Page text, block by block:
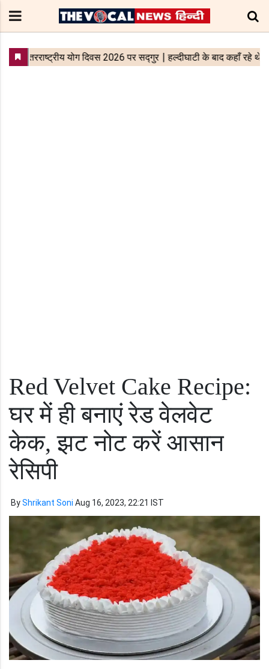
Red Velvet Cake Recipe:
घर में ही बनाएं रेड वेलवेट
केक,झटनोट करें आसान
रेसिपी
ByShrikant Soni Aug 16, 2023, 22:21 IST